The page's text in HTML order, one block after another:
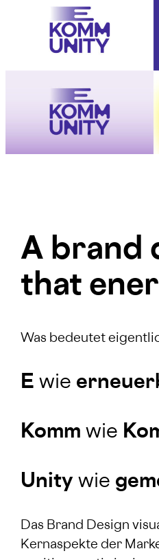
A brand
that
Was bedeutet
E wie
Komm wie
Unity wie
Das Brand Design
Kernaspekte der